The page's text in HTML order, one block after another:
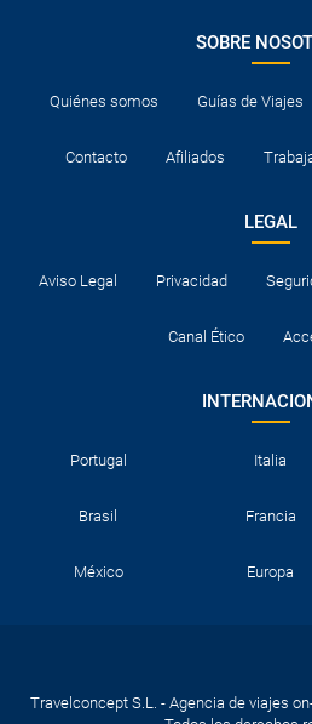
SOBRE
Quiénes somos Guías de Viajes
Contacto Afiliados
LEGAL
Aviso Legal Privacidad
Canal Ético
Portugal Italia
Brasil Francia
México Europa
Travelconcept S.L. - Agencia de viajes